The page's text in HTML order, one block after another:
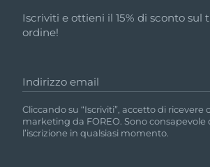
Iscriviti e ottieni il 15% di sconto sul
ordine!
Indirizzo email
Cliccando su “Iscriviti”, accetto di
marketing da FOREO. Sono
l’iscrizione in qualsiasi momento.